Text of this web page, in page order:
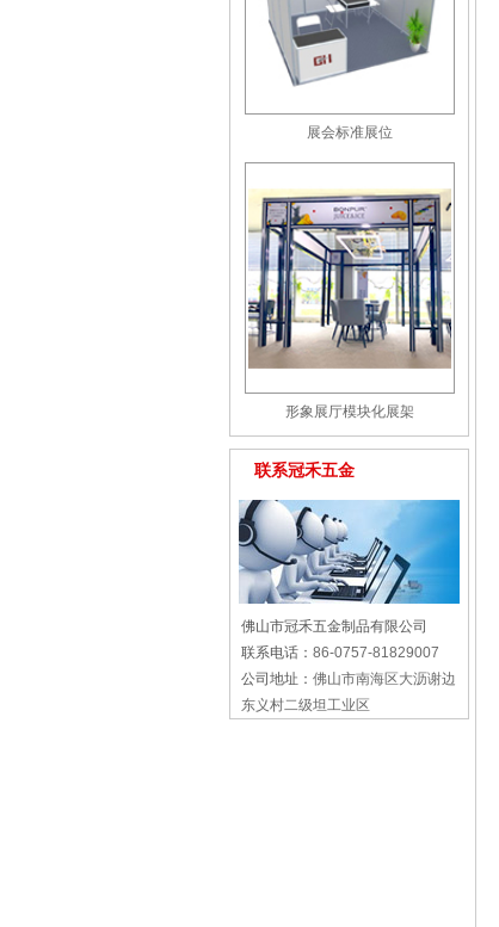
展会标准展位
形象展厅模块化展架
联系冠禾五金
佛山市冠禾五金制品有限公司
联系电话： 86-0757-81829007
公司地址： 佛山市南海区大沥谢边
东义村二级坦工业区